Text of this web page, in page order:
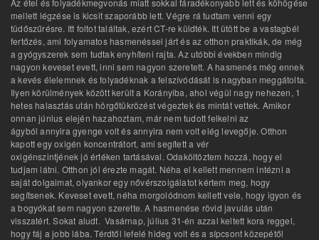
Az étel és folyadékmegvonás miatt sokkal fáradékonyabb lett és köhögése
mellett légzése is kicsit szaporább lett. Végre rá tudtam venni egy
tüdőszűrésre. Itt foltot találtak, ezért CT-re küldték. Itt ütött be a vastagbél
fertőzés, ami folyamatos hasmenéssel járt és az otthon praktikák, de még
a gyógyszerek sem tudtak enyhíteni rajta. Az utóbbi években mindig
nagyon keveset evett, inni sem nagyon szeretett. A hasmenés még ennek
a kevés élelemnek és folyadéknak a felszívódását is nagyban meggátolta.
Ilyen körülmények között került a Korányiba, ahol végül nagy nehezen, 1
hetes halasztás után hörgőtükrözést végeztek és mintát vettek. Amikor
onnan június elején hazahoztam, már nem tudott felkelni az
ágyból annyira gyenge volt és annyira nem volt elég levegője. Otthon
kapott egy oxigén koncentrátort, ami segített a vér
oxigénszintjének jó értéken tartásával. Odaköltöztem hozzá, hogy el
tudjam látni. Otthon jól érezte magát. Néha el kellett mennem intézni a
saját dolgaimat, olyankor egy nővérszolgálatot kértem meg, hogy
segítsenek. Keveset evett, néha morgolódnom kellett vele, hogy igyon és
a bogyókat sem nagyon szerette. A hasmenése rövid javulás után
visszatért. Sokat aludt. Vasárnap, július 31-én azzal keltett kora reggel,
hogy fáj a jobb lába. Térdtől lefelé hideg volt és a sípcsont közepétől